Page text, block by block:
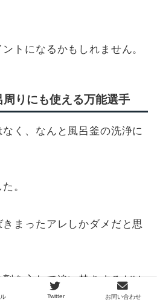
トになるかもしれません。
りにも使える万能選手
く、なんと風呂釜の洗浄に
。
まったアレしかダメだと思
を入れて追い焚きするだけ
か。
Twitter お問い合わせ